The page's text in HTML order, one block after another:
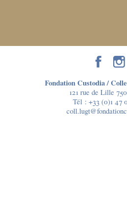
Fondation Custodia /
121 rue de Lille
Tél : +33 (0)1 47